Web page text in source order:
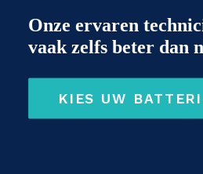
Onze ervaren
vaak zelfs beter dan
KIES UW